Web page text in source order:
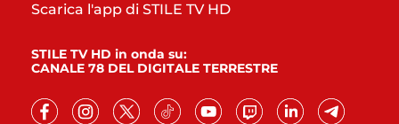
Scarica l'app di STILE TV HD
STILE TV HD in onda su:
CANALE 78 DEL DIGITALE TERRESTRE